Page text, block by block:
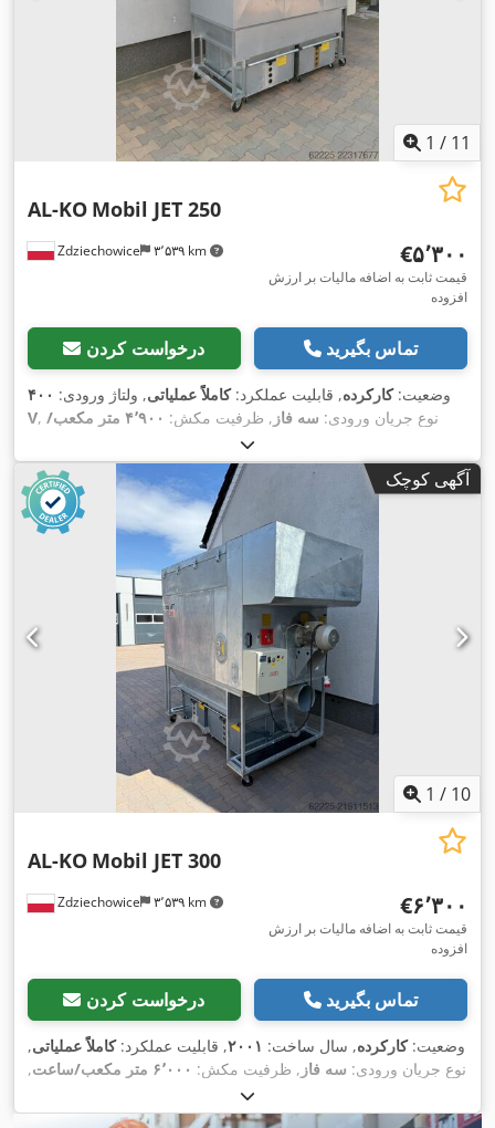
1 / 11
Zdziechowice ۳٬۵۳۹ km
AL-KO Mobil JET 250
‎€۵٬۳۰۰
قیمت ثابت به اضافه مالیات بر ارزش
افزوده
درخواست کردن تماس بگیرید
وضعیت:کارکرده, قابلیت عملکرد:کاملاً عملیاتی, ولتاژ ورودی: ۴۰۰
V
, نوع جریان ورودی: سه فاز , ظرفیت مکش:
۴٬۹۰۰ متر مکعب/
, قطر مانیفولد ورودی:
آگهی کوچک
1 / 10
Zdziechowice ۳٬۵۳۹ km
AL-KO Mobil JET 300
‎€۶٬۳۰۰
قیمت ثابت به اضافه مالیات بر ارزش
افزوده
درخواست کردن تماس بگیرید
وضعیت:کارکرده, سال ساخت: ۲۰۰۱, قابلیت عملکرد:کاملاً عملیاتی,
نوع جریان ورودی: سه فاز , ظرفیت مکش: ۶٬۰۰۰ متر مکعب/ساعت
,
۳۰۰ میلی‌متر